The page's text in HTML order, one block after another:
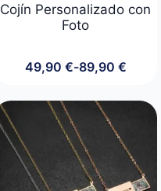
Cojín Personalizado con
Foto
49,90 €-89,90 €
Rango
precios:
desde
49,90 €
hasta
89,90 €